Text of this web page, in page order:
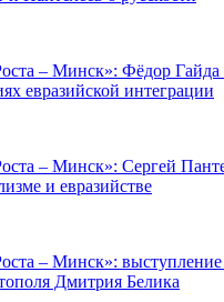
– Минск»: Фёдор Гайда
евразийской интеграции
– Минск»: Сергей
и евразийстве
– Минск»:
Дмитрия Белика